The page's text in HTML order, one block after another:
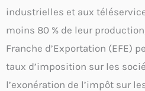
industrielles et aux
moins 80 % de leur
Franche d’Exportation (EFE)
taux d’imposition sur les
l’exonération de l’impôt sur